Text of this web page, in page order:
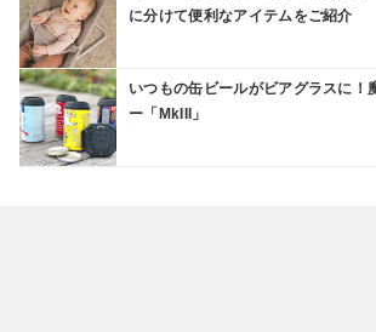
に分けて便利なアイテムをご紹介
いつもの缶ビールがビアグラスに！
ー「MkIII」